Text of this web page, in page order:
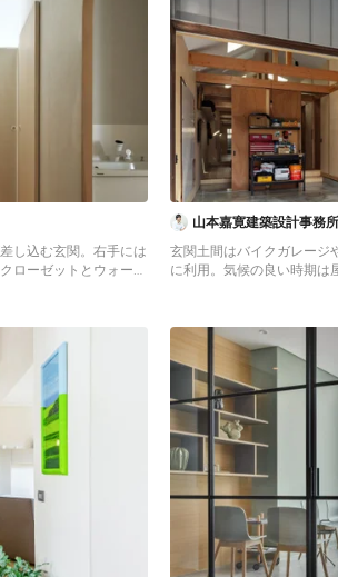
し込む玄関。右手には
ローゼットとウォーク
行くことができ、全て
間へ行くことができ
山本嘉寛建築設計事務
玄関土間はバイクガレージ
に利用。気候の良い時期は
Wandfarbe, Schiebetür,
Boden, eingelassener
Osaka